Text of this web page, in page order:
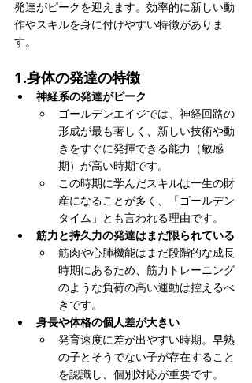
発達がピークを迎えます。効率的に新しい動
作やスキルを身に付けやすい特徴がありま
す。
1.身体の発達の特徴
神経系の発達がピーク
ゴールデンエイジでは、神経回路の
形成が最も著しく、新しい技術や動
きをすぐに発揮できる能力（敏感
期）が高い時期です。
この時期に学んだスキルは一生の財
産になることが多く、「ゴールデン
タイム」とも言われる理由です。
筋力と持久力の発達はまだ限られている
筋肉や心肺機能はまだ段階的な成長
時期にあるため、筋力トレーニング
のような負荷の高い運動は控えるべ
きです。
身長や体格の個人差が大きい
発育速度に差が出やすい時期。早熟
の子とそうでない子が存在すること
を認識し、個別対応が重要です。